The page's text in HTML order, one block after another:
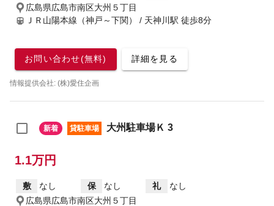
広島県広島市南区大州５丁目
ＪＲ山陽本線（神戸～下関） / 天神川駅 徒歩8分
お問い合わせ(無料) 詳細を見る
情報提供会社: (株)愛住企画
新着 貸駐車場 大州駐車場Ｋ 3
1.1万円
敷 なし 保 なし 礼
なし
広島県広島市南区大州５丁目